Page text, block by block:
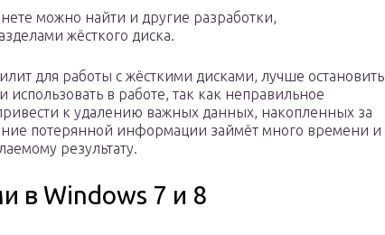
можно найти и другие разработки,
жёсткого диска.
для работы с жёсткими дисками, лучше остановить
в работе, так как неправильное
к удалению важных данных, накопленных за
потерянной информации займёт много времени и
результату.
в Windows 7 и 8